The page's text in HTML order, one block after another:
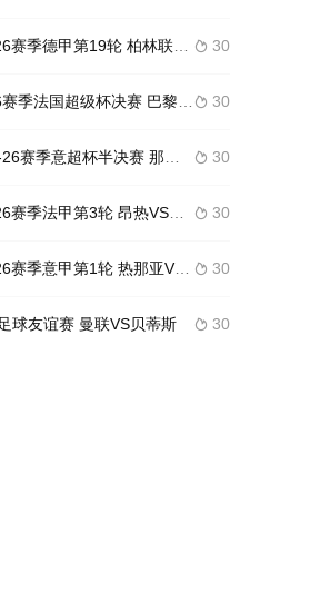
 30
德甲第19轮 柏林联合VS多特蒙德
 30
国超级杯决赛 巴黎圣日耳曼VS马赛
 30
超杯半决赛 那不勒斯VSAC米兰
 30
季法甲第3轮 昂热VS雷恩
 30
季意甲第1轮 热那亚VS莱切
 30
球友谊赛 曼联VS贝蒂斯